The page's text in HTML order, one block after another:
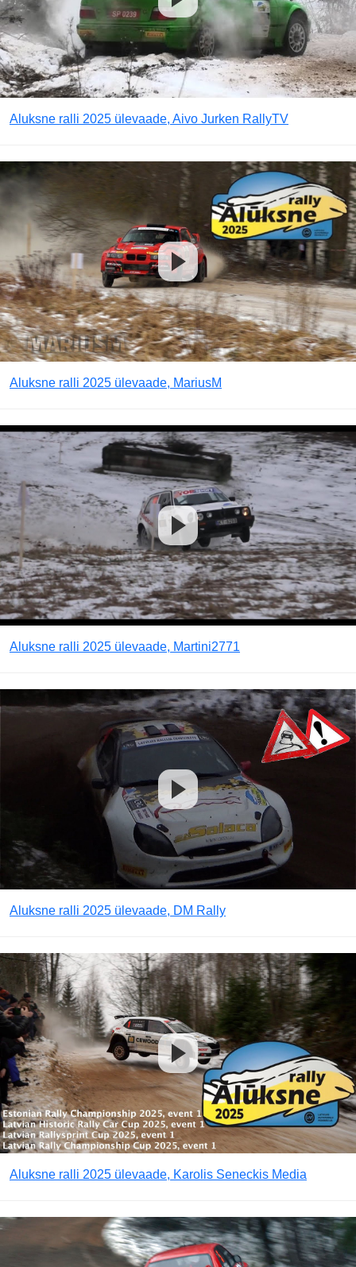
Aluksne ralli 2025 ülevaade, Aivo Jurken RallyTV
Aluksne ralli 2025 ülevaade, MariusM
Aluksne ralli 2025 ülevaade, Martini2771
Aluksne ralli 2025 ülevaade, DM Rally
Aluksne ralli 2025 ülevaade, Karolis Seneckis Media